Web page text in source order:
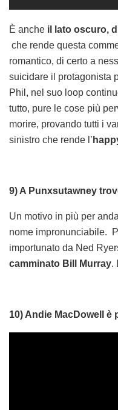
È anche il lato oscuro,
che rende questa
romantico, di certo a
suicidare il protagonista
Phil, nel suo loop
tutto, pure le cose più
morire, provando tutti i
sinistro che rende l’
9) A Punxsutawney
Un motivo in più per
nome impronunciabile.
importunato da Ned
camminato Bill Murray.
10) Andie MacDowell è